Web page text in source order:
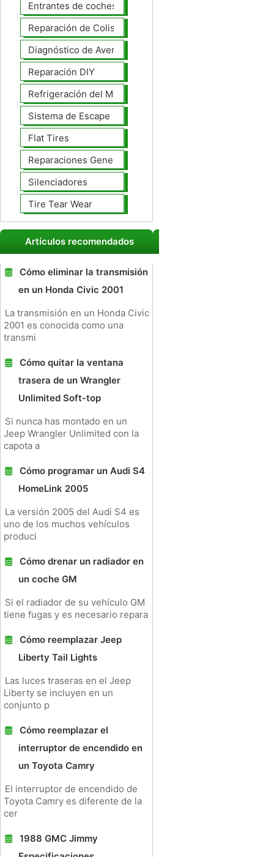
Entrantes de coches
Reparación de Colisiones
Diagnóstico de Averías
Reparación DIY
Refrigeración del Motor
Sistema de Escape
Flat Tires
Reparaciones Generales
Silenciadores
Tire Tear Wear
Artículos recomendados
Cómo eliminar la transmisión
en un Honda Civic 2001
La transmisión en un Honda Civic
2001 es conocida como una
transmi
Cómo quitar la ventana
trasera de un Wrangler
Unlimited Soft-top
Si nunca has montado en un
Jeep Wrangler Unlimited con la
capota a
Cómo programar un Audi S4
HomeLink 2005
La versión 2005 del Audi S4 es
uno de los muchos vehículos
produci
Cómo drenar un radiador en
un coche GM
Si el radiador de su vehículo GM
tiene fugas y es necesario repara
Cómo reemplazar Jeep
Liberty Tail Lights
Las luces traseras en el Jeep
Liberty se incluyen en un
conjunto p
Cómo reemplazar el
interruptor de encendido en
un Toyota Camry
El interruptor de encendido de
Toyota Camry es diferente de la
cer
1988 GMC Jimmy